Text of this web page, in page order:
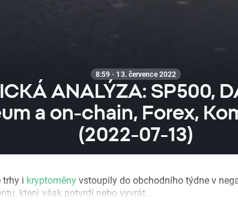
8:59 · 13. července 2022
ANALÝZA: SP500,
a on-chain, Forex,
(2022-07-13)
trhy i kryptoměnyvstoupily do obchodního týdne v
který však potvrdí nebo vyvrát...